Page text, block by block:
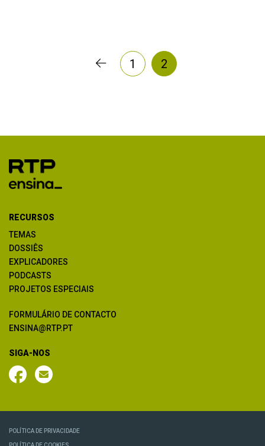
1 2
RECURSOS
TEMAS
DOSSIÊS
EXPLICADORES
PODCASTS
PROJETOS ESPECIAIS
FORMULÁRIO DE CONTACTO
ENSINA@RTP.PT
SIGA-NOS
POLÍTICA DE PRIVACIDADE